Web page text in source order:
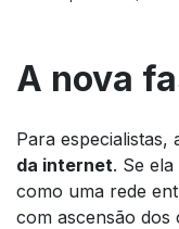
A nova
Para especialistas,
da internet. Se
como uma rede
com ascensão dos